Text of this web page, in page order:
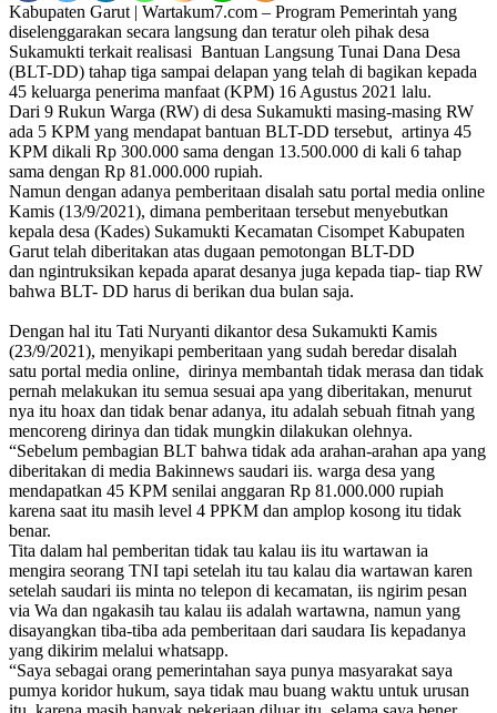
Kabupaten Garut | Wartakum7.com – Program Pemerintah yang
diselenggarakan secara langsung dan teratur oleh pihak desa
Sukamukti terkait realisasi Bantuan Langsung Tunai Dana Desa
(BLT-DD) tahap tiga sampai delapan yang telah di bagikan kepada
45 keluarga penerima manfaat (KPM) 16 Agustus 2021 lalu.
Dari 9 Rukun Warga (RW) di desa Sukamukti masing-masing RW
ada 5 KPM yang mendapat bantuan BLT-DD tersebut, artinya 45
KPM dikali Rp 300.000 sama dengan 13.500.000 di kali 6 tahap
sama dengan Rp 81.000.000 rupiah.
Namun dengan adanya pemberitaan disalah satu portal media online
Kamis (13/9/2021), dimana pemberitaan tersebut menyebutkan
kepala desa (Kades) Sukamukti Kecamatan Cisompet Kabupaten
Garut telah diberitakan atas dugaan pemotongan BLT-DD
dan ngintruksikan kepada aparat desanya juga kepada tiap- tiap RW
bahwa BLT- DD harus di berikan dua bulan saja.
Dengan hal itu Tati Nuryanti dikantor desa Sukamukti Kamis
(23/9/2021), menyikapi pemberitaan yang sudah beredar disalah
satu portal media online, dirinya membantah tidak merasa dan tidak
pernah melakukan itu semua sesuai apa yang diberitakan, menurut
nya itu hoax dan tidak benar adanya, itu adalah sebuah fitnah yang
mencoreng dirinya dan tidak mungkin dilakukan olehnya.
“Sebelum pembagian BLT bahwa tidak ada arahan-arahan apa yang
diberitakan di media Bakinnews saudari iis. warga desa yang
mendapatkan 45 KPM senilai anggaran Rp 81.000.000 rupiah
karena saat itu masih level 4 PPKM dan amplop kosong itu tidak
benar.
Tita dalam hal pemberitan tidak tau kalau iis itu wartawan ia
mengira seorang TNI tapi setelah itu tau kalau dia wartawan karen
setelah saudari iis minta no telepon di kecamatan, iis ngirim pesan
via Wa dan ngakasih tau kalau iis adalah wartawna, namun yang
disayangkan tiba-tiba ada pemberitaan dari saudara Iis kepadanya
yang dikirim melalui whatsapp.
“Saya sebagai orang pemerintahan saya punya masyarakat saya
pumya koridor hukum, saya tidak mau buang waktu untuk urusan